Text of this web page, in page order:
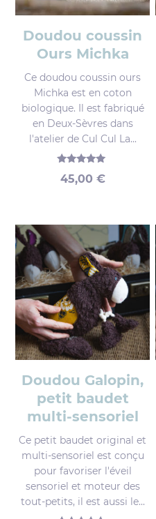
Doudou coussin
Ours Michka
Ce doudou coussin ours
Michka est en coton
biologique. Il est fabriqué
en Deux-Sèvres dans
l'atelier de Cul Cul La...
5.00
45,00 €
Doudou Galopin,
petit baudet
multi-sensoriel
Ce petit baudet original et
multi-sensoriel est conçu
pour favoriser l'éveil
sensoriel et moteur des
tout-petits, il est aussi le...